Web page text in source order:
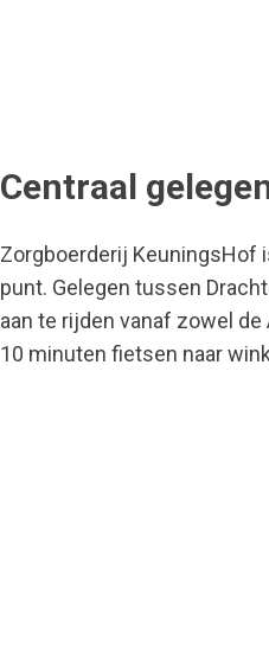
Centraal
Zorgboerderij KeuningsHof
punt. Gelegen tussen
aan te rijden vanaf zowel
10 minuten fietsen naar